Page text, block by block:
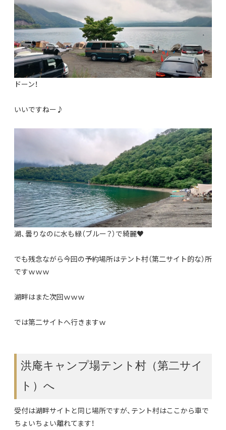
ドーン！
いいですねー♪
湖、曇りなのに水も緑（ブルー？）で綺麗♥
でも残念ながら今回の予約場所はテント村（第二サイト的な）所
ですｗｗｗ
湖畔はまた次回ｗｗｗ
では第二サイトへ行きますｗ
洪庵キャンプ場テント村（第二サイ
ト）へ
受付は湖畔サイトと同じ場所ですが、テント村はここから車で
ちょいちょい離れてます！